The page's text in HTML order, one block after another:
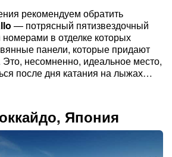
рекомендуем обратить
— потрясный пятизвездочный
в отделке которых
панели, которые придают
несомненно, идеальное место,
после дня катания на лыжах…
Япония